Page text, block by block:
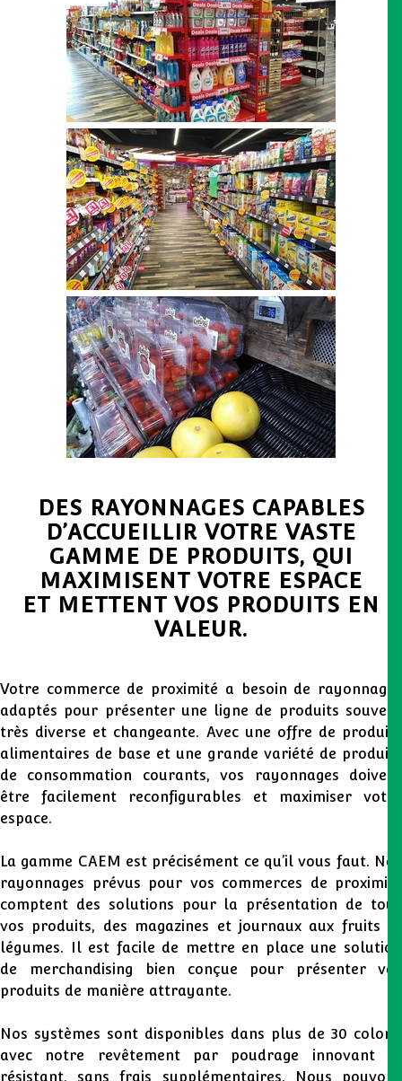
DES RAYONNAGES CAPABLES
D’ACCUEILLIR VOTRE VASTE
GAMME DE PRODUITS, QUI
MAXIMISENT VOTRE ESPACE
ET METTENT VOS PRODUITS EN
VALEUR.
Votre commerce de proximité a besoin de rayonnages
adaptés pour présenter une ligne de produits souvent
très diverse et changeante. Avec une offre de produits
alimentaires de base et une grande variété de produits
de consommation courants, vos rayonnages doivent
être facilement reconfigurables et maximiser votre
espace.
La gamme CAEM est précisément ce qu’il vous faut. Nos
rayonnages prévus pour vos commerces de proximité
comptent des solutions pour la présentation de tous
vos produits, des magazines et journaux aux fruits et
légumes. Il est facile de mettre en place une solution
de merchandising bien conçue pour présenter vos
produits de manière attrayante.
Nos systèmes sont disponibles dans plus de 30 coloris
avec notre revêtement par poudrage innovant et
résistant, sans frais supplémentaires. Nous pouvons